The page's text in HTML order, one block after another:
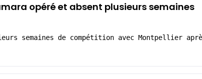
opéré et absent plusieurs semaines
semaines de compétition avec Montpellier